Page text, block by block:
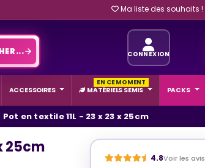
Ma liste des souhaits !
CONNEXION
ACCESSOIRES MATÉRIELS SEMIS
EN CE MOMENT
PACKS
Pot en textile 11L - 23 x 23 x 25cm
25cm
4.8Voir les avis